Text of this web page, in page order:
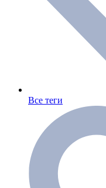
Все теги